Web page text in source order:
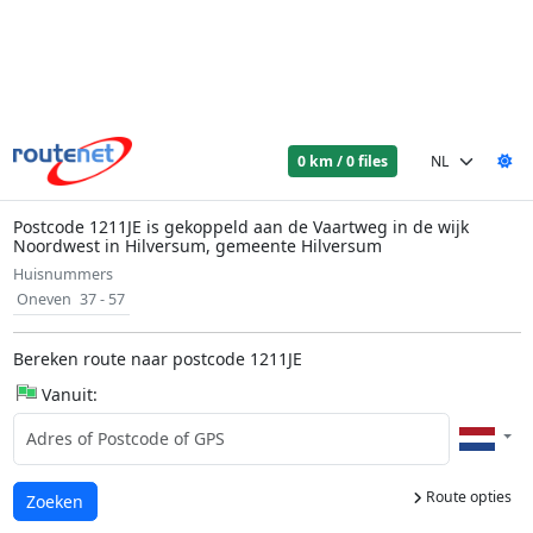
0 km / 0 files
Postcode 1211JE is gekoppeld aan de Vaartweg in de wijk
Noordwest in Hilversum, gemeente Hilversum
Huisnummers
Oneven 37 - 57
Bereken route naar postcode 1211JE
Vanuit:
Route opties
Laden...
Zoeken